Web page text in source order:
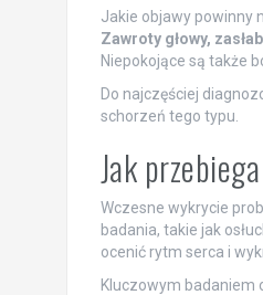
Jakie objawy powinny
Zawroty głowy,
Niepokojące są także
Do najczęściej
schorzeń tego typu.
Jak
Wczesne wykrycie
badania, takie jak
ocenić rytm serca i
Kluczowym badaniem